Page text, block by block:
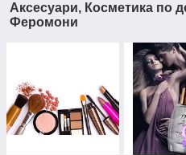
Аксесуари, Косметика по
Феромони